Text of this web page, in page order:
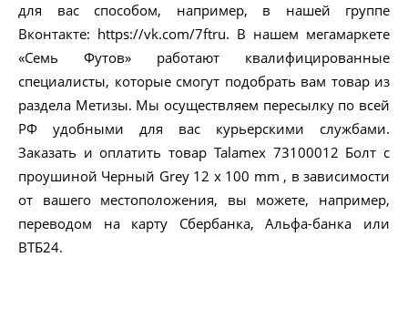
для вас способом, например, в нашей группе
Вконтакте: https://vk.com/7ftru. В нашем мегамаркете
«Семь Футов» работают квалифицированные
специалисты, которые смогут подобрать вам товар из
раздела Метизы. Мы осуществляем пересылку по всей
РФ удобными для вас курьерскими службами.
Заказать и оплатить товар Talamex 73100012 Болт с
проушиной Черный Grey 12 x 100 mm , в зависимости
от вашего местоположения, вы можете, например,
переводом на карту Сбербанка, Альфа-банка или
ВТБ24.